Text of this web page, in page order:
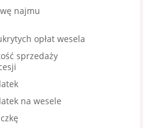
najmu
opłat wesela
sprzedaży
na wesele